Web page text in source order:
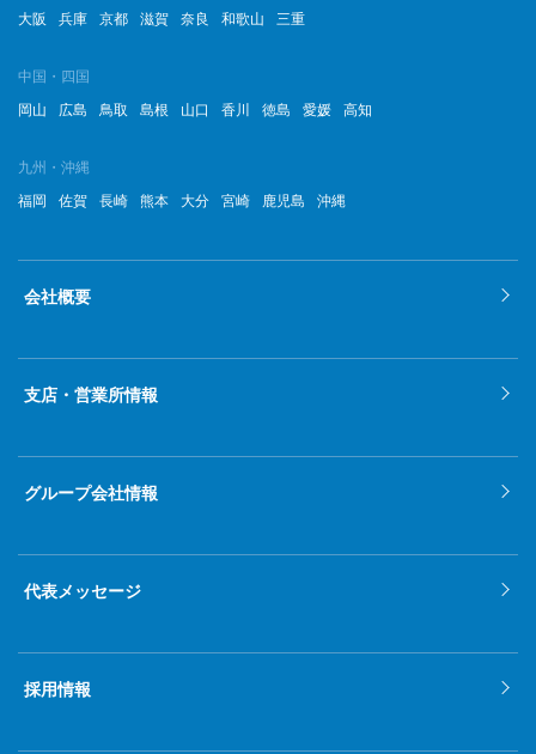
大阪
兵庫 京都 滋賀 奈良 和歌山 三重
中国・四国
岡山
広島 鳥取 島根 山口 香川 徳島 愛媛 高知
九州・沖縄
福岡
佐賀 長崎 熊本 大分 宮崎 鹿児島 沖縄
会社概要
支店・営業所情報
グループ会社情報
代表メッセージ
採用情報